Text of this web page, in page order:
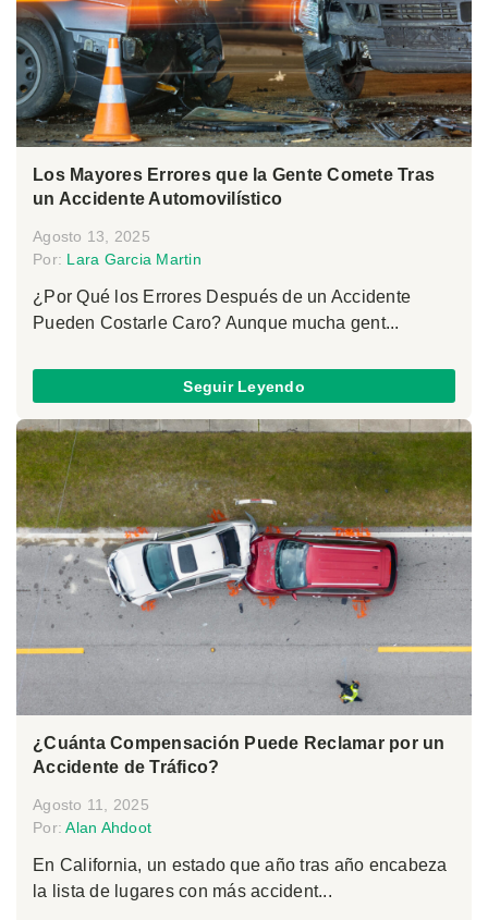
Los Mayores Errores que la Gente Comete Tras
un Accidente Automovilístico
Agosto 13, 2025
Por: Lara Garcia Martin
¿Por Qué los Errores Después de un Accidente
Pueden Costarle Caro? Aunque mucha gent...
Seguir Leyendo
¿Cuánta Compensación Puede Reclamar por un
Accidente de Tráfico?
Agosto 11, 2025
Por:Alan Ahdoot
En California, un estado que año tras año encabeza
la lista de lugares con más accident...